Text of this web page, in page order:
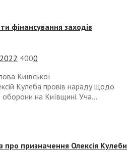
фінансування заходів
4000
Київської
Кулеба провів нараду щодо
оборони на Київщині. Уча...
про призначення Олексія Кулеби